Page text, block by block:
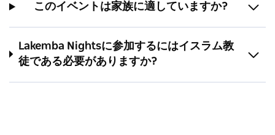
このイベントは家族に適していますか?
Lakemba Nightsに参加するにはイスラム教
徒である必要がありますか?